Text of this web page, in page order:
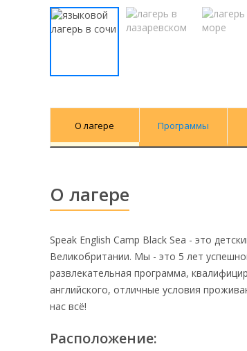
О лагере Программы
О лагере
Speak English Camp Black Sea - это
Великобритании. Мы - это 5 лет
развлекательная программа,
английского, отличные условия
нас всё!
Расположение: